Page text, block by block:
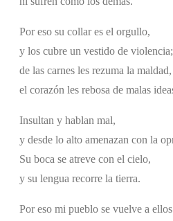
Por eso su collar es el orgullo,
y los cubre un vestido de violencia;
de las carnes les rezuma la maldad,
el corazón les rebosa de malas
Insultan y hablan mal,
y desde lo alto amenazan con la
Su boca se atreve con el cielo,
y su lengua recorre la tierra.
Por eso mi pueblo se vuelve a ellos